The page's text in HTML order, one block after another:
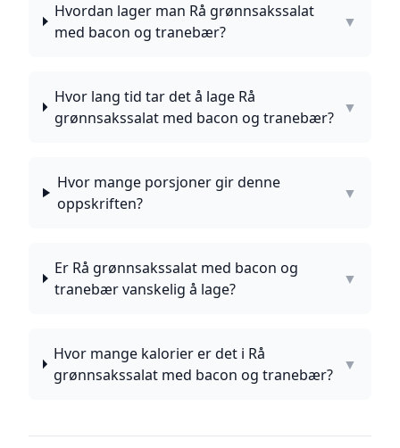
Hvordan lager man Rå grønnsakssalat
med bacon og tranebær?
▼
Hvor lang tid tar det å lage Rå
grønnsakssalat med bacon og tranebær?
▼
Hvor mange porsjoner gir denne
oppskriften?
▼
Er Rå grønnsakssalat med bacon og
tranebær vanskelig å lage?
▼
Hvor mange kalorier er det i Rå
grønnsakssalat med bacon og tranebær?
▼